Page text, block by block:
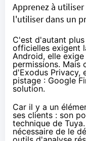
Apprenez à
l'utiliser dans un
C'est d'autant
officielles exigent
Android, elle
permissions. Mais
d'Exodus Privacy,
pistage : Google
solution.
Car il y a un
ses clients : son
technique de Tuya
nécessaire de le